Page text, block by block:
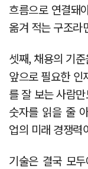
흐름으로 연결돼
옮겨 적는 구조라
셋째, 채용의 기
앞으로 필요한 인
를 잘 보는 사람
숫자를 읽을 줄
업의 미래 경쟁력
기술은 결국 모